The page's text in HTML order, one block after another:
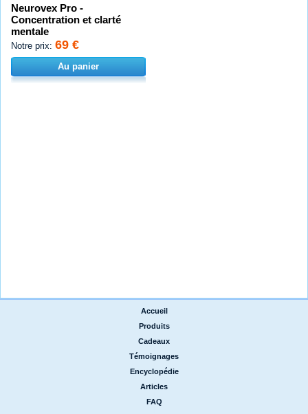
Neurovex Pro -
Concentration et clarté
mentale
Notre prix: 69 €
Au panier
Accueil
Produits
Cadeaux
Témoignages
Encyclopédie
Articles
FAQ